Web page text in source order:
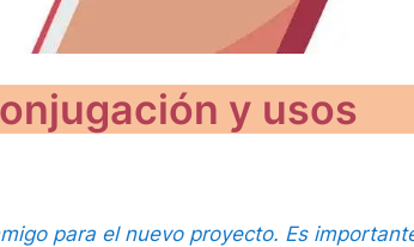
y usos
para el nuevo proyecto. Es